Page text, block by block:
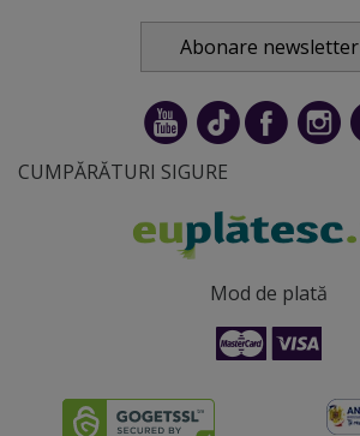
Abonare newsletter
CUMPĂRĂTURI SIGURE
Mod de plată